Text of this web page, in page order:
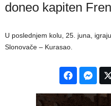
doneo kapiten
U poslednjem kolu, 25. juna,
Slonovače – Kurasao.